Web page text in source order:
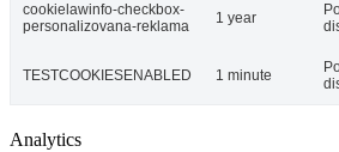
cookielawinfo-checkbox-
personalizovana-reklama
1 year
TESTCOOKIESENABLED 1 minute
Analytics